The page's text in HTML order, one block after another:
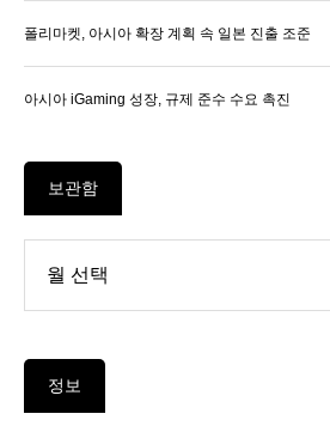
폴리마켓, 아시아 확장 계획 속 일본 진출 조준
아시아 iGaming 성장, 규제 준수 수요 촉진
보관함
정보